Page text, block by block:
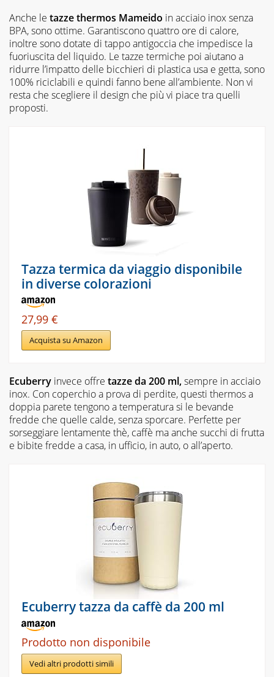
Anche le tazze thermos Mameido in acciaio inox senza
BPA, sono ottime. Garantiscono quattro ore di calore,
inoltre sono dotate di tappo antigoccia che impedisce la
fuoriuscita del liquido. Le tazze termiche poi aiutano a
ridurre l’impatto delle bicchieri di plastica usa e getta, sono
100% riciclabili e quindi fanno bene all’ambiente. Non vi
resta che scegliere il design che più vi piace tra quelli
proposti.
Tazza termica da viaggio disponibile
in diverse colorazioni
27,99 €
Acquista su Amazon
Ecuberry invece offre tazze da 200 ml,sempre in acciaio
inox. Con coperchio a prova di perdite, questi thermos a
doppia parete tengono a temperatura si le bevande
fredde che quelle calde, senza sporcare. Perfette per
sorseggiare lentamente thè, caffè ma anche succhi di frutta
e bibite fredde a casa, in ufficio, in auto, o all’aperto.
Ecuberry tazza da caffè da 200 ml
Prodotto non disponibile
Vedi altri prodotti simili